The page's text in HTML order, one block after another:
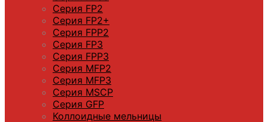
Серия FP2
Серия FP2+
Серия FPP2
Серия FP3
Серия FPP3
Серия МFP2
Серия МFP3
Серия MSCP
Серия GFP
Коллоидные мельницы